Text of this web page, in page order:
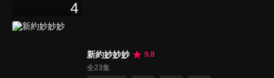
4
新約妙妙妙
9.8
全23集